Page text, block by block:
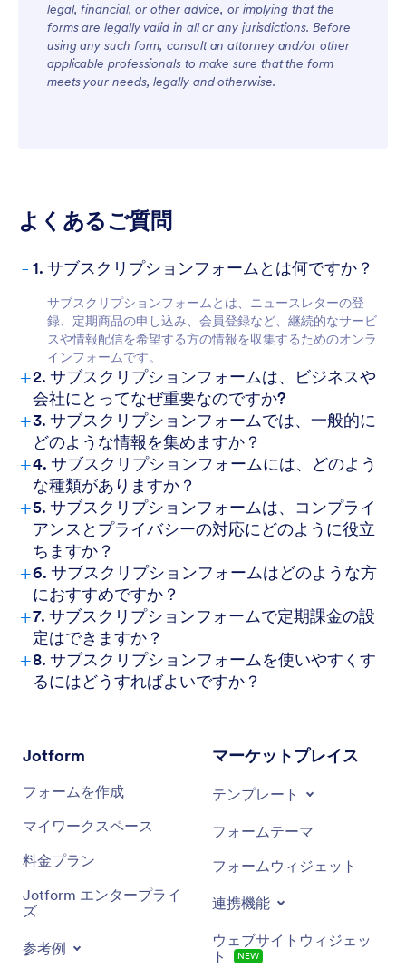
legal, financial, or other advice, or implying that the
forms are legally valid in all or any jurisdictions. Before
using any such form, consult an attorney and/or other
applicable professionals to make sure that the form
meets your needs, legally and otherwise.
よくあるご質問
- 1. サブスクリプションフォームとは何ですか？
サブスクリプションフォームとは、ニュースレターの登
録、定期商品の申し込み、会員登録など、継続的なサービ
スや情報配信を希望する方の情報を収集するためのオンラ
インフォームです。
+2. サブスクリプションフォームは、ビジネスや
会社にとってなぜ重要なのですか?
+3. サブスクリプションフォームでは、一般的に
どのような情報を集めますか？
+4. サブスクリプションフォームには、どのよう
な種類がありますか？
+5. サブスクリプションフォームは、コンプライ
アンスとプライバシーの対応にどのように役立
ちますか？
+6. サブスクリプションフォームはどのような方
におすすめですか？
+7. サブスクリプションフォームで定期課金の設
定はできますか？
+8. サブスクリプションフォームを使いやすくす
るにはどうすればよいですか？
Jotform
フォームを作成
マイワークスペース
料金プラン
Jotform エンタープライ
ズ
参考例
マーケットプレイス
テンプレート
フォームテーマ
フォームウィジェット
連携機能
ウェブサイトウィジェッ
ト
NEW